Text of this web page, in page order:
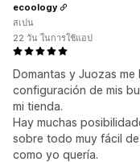
Domantas y Juozas
configuración de mis
mi tienda.
Hay muchas
sobre todo muy fácil
como yo quería.
ecoology
สเปน
22 วัน ในการใช้แอป